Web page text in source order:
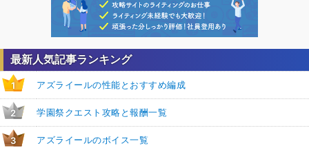
最新人気記事ランキング
1 アズライールの性能とおすすめ編成
2 学園祭クエスト攻略と報酬一覧
3 アズライールのボイス一覧